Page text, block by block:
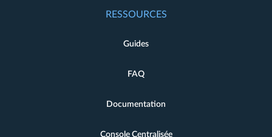
RESSOURCES
Guides
FAQ
Documentation
Console Centralisée